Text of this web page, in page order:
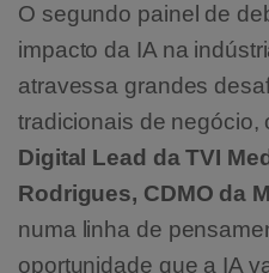
O segundo painel de
impacto da IA na
atravessa grandes
tradicionais de negócio,
Digital Lead da TVI
Rodrigues, CDMO da
numa linha de
oportunidade que a IA